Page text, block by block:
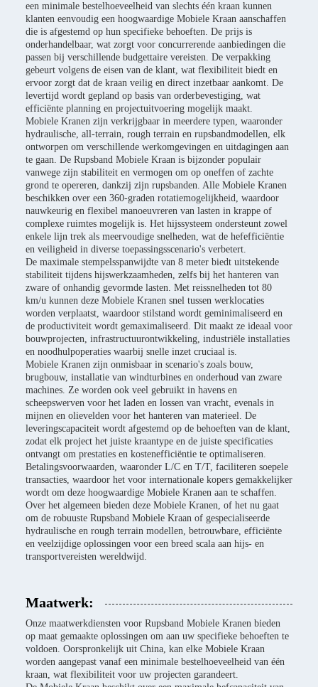
een minimale bestelhoeveelheid van slechts één kraan kunnen
klanten eenvoudig een hoogwaardige Mobiele Kraan aanschaffen
die is afgestemd op hun specifieke behoeften. De prijs is
onderhandelbaar, wat zorgt voor concurrerende aanbiedingen die
passen bij verschillende budgettaire vereisten. De verpakking
gebeurt volgens de eisen van de klant, wat flexibiliteit biedt en
ervoor zorgt dat de kraan veilig en direct inzetbaar aankomt. De
levertijd wordt gepland op basis van orderbevestiging, wat
efficiënte planning en projectuitvoering mogelijk maakt.
Mobiele Kranen zijn verkrijgbaar in meerdere typen, waaronder
hydraulische, all-terrain, rough terrain en rupsbandmodellen, elk
ontworpen om verschillende werkomgevingen en uitdagingen aan
te gaan. De Rupsband Mobiele Kraan is bijzonder populair
vanwege zijn stabiliteit en vermogen om op oneffen of zachte
grond te opereren, dankzij zijn rupsbanden. Alle Mobiele Kranen
beschikken over een 360-graden rotatiemogelijkheid, waardoor
nauwkeurig en flexibel manoeuvreren van lasten in krappe of
complexe ruimtes mogelijk is. Het hijssysteem ondersteunt zowel
enkele lijn trek als meervoudige snelheden, wat de hefefficiëntie
en veiligheid in diverse toepassingsscenario's verbetert.
De maximale stempelsspanwijdte van 8 meter biedt uitstekende
stabiliteit tijdens hijswerkzaamheden, zelfs bij het hanteren van
zware of onhandig gevormde lasten. Met reissnelheden tot 80
km/u kunnen deze Mobiele Kranen snel tussen werklocaties
worden verplaatst, waardoor stilstand wordt geminimaliseerd en
de productiviteit wordt gemaximaliseerd. Dit maakt ze ideaal voor
bouwprojecten, infrastructuurontwikkeling, industriële installaties
en noodhulpoperaties waarbij snelle inzet cruciaal is.
Mobiele Kranen zijn onmisbaar in scenario's zoals bouw,
brugbouw, installatie van windturbines en onderhoud van zware
machines. Ze worden ook veel gebruikt in havens en
scheepswerven voor het laden en lossen van vracht, evenals in
mijnen en olievelden voor het hanteren van materieel. De
leveringscapaciteit wordt afgestemd op de behoeften van de klant,
zodat elk project het juiste kraantype en de juiste specificaties
ontvangt om prestaties en kostenefficiëntie te optimaliseren.
Betalingsvoorwaarden, waaronder L/C en T/T, faciliteren soepele
transacties, waardoor het voor internationale kopers gemakkelijker
wordt om deze hoogwaardige Mobiele Kranen aan te schaffen.
Over het algemeen bieden deze Mobiele Kranen, of het nu gaat
om de robuuste Rupsband Mobiele Kraan of gespecialiseerde
hydraulische en rough terrain modellen, betrouwbare, efficiënte
en veelzijdige oplossingen voor een breed scala aan hijs- en
transportvereisten wereldwijd.
Maatwerk:
Onze maatwerkdiensten voor Rupsband Mobiele Kranen bieden
op maat gemaakte oplossingen om aan uw specifieke behoeften te
voldoen. Oorspronkelijk uit China, kan elke Mobiele Kraan
worden aangepast vanaf een minimale bestelhoeveelheid van één
kraan, wat flexibiliteit voor uw projecten garandeert.